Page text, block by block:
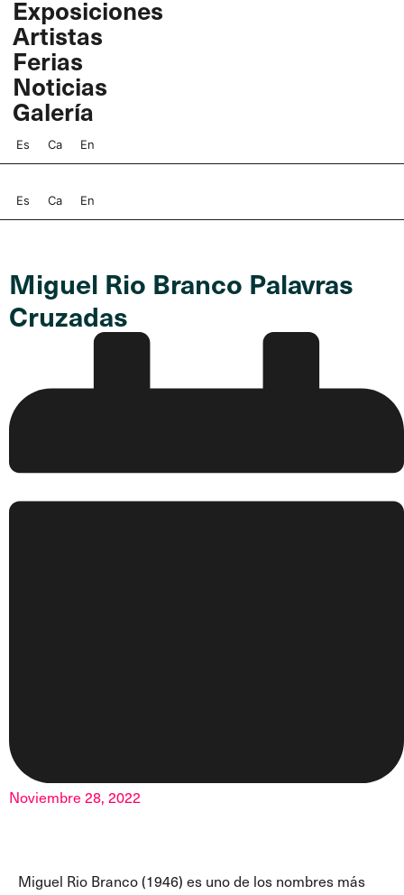
contenido
Exposiciones
Artistas
Ferias
Noticias
Galería
Es Ca En
Es Ca En
Miguel Rio Branco Palavras
Cruzadas
Noviembre 28, 2022
Miguel Rio Branco(1946) es uno de los nombres más